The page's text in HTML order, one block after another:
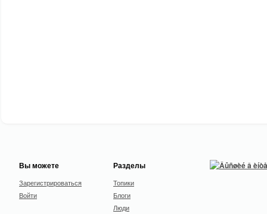
Вы можете
Зарегистрироваться
Войти
Разделы
Топики
Блоги
Люди